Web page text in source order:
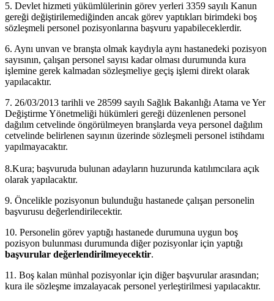
5. Devlet hizmeti yükümlülerinin görev yerleri 3359 sayılı Kanun
gereği değiştirilemediğinden ancak görev yaptıkları birimdeki boş
sözleşmeli personel pozisyonlarına başvuru yapabileceklerdir.
6. Aynı unvan ve branşta olmak kaydıyla aynı hastanedeki pozisyon
sayısının, çalışan personel sayısı kadar olması durumunda kura
işlemine gerek kalmadan sözleşmeliye geçiş işlemi direkt olarak
yapılacaktır.
7. 26/03/2013 tarihli ve 28599 sayılı Sağlık Bakanlığı Atama ve Yer
Değiştirme Yönetmeliği hükümleri gereği düzenlenen personel
dağılım cetvelinde öngörülmeyen branşlarda veya personel dağılım
cetvelinde belirlenen sayının üzerinde sözleşmeli personel istihdamı
yapılmayacaktır.
8.Kura; başvuruda bulunan adayların huzurunda katılımcılara açık
olarak yapılacaktır.
9. Öncelikle pozisyonun bulunduğu hastanede çalışan personelin
başvurusu değerlendirilecektir.
10. Personelin görev yaptığı hastanede durumuna uygun boş
pozisyon bulunması durumunda diğer pozisyonlar için yaptığı
başvurular değerlendirilmeyecektir.
11. Boş kalan münhal pozisyonlar için diğer başvurular arasından;
kura ile sözleşme imzalayacak personel yerleştirilmesi yapılacaktır.